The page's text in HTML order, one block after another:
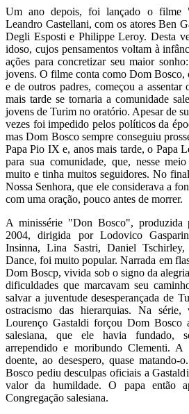
Um ano depois, foi lançado o filme
Leandro Castellani, com os atores Ben
Degli Esposti e Philippe Leroy. Desta
idoso, cujos pensamentos voltam à
ações para concretizar seu maior
jovens. O filme conta como Dom Bosco,
e de outros padres, começou a
mais tarde se tornaria a comunidade
jovens de Turim no oratório. Apesar de
vezes foi impedido pelos políticos da
mas Dom Bosco sempre conseguiu
Papa Pio IX e, anos mais tarde, o Papa
para sua comunidade, que, nesse
muito e tinha muitos seguidores. No
Nossa Senhora, que ele considerava a
com uma oração, pouco antes de morrer.
A minissérie "Don Bosco", produzida
2004, dirigida por Lodovico
Insinna, Lina Sastri, Daniel
Dance, foi muito popular. Narrada em
Dom Boscp, vivida sob o signo da
dificuldades que marcavam seu
salvar a juventude desesperançada de
ostracismo das hierarquias. Na
Lourenço Gastaldi forçou Dom Bosco
salesiana, que ele havia fundado,
arrependido e moribundo Clementi.
doente, ao desespero, quase matando-
Bosco pediu desculpas oficiais a
valor da humildade. O papa então
Congregação salesiana.